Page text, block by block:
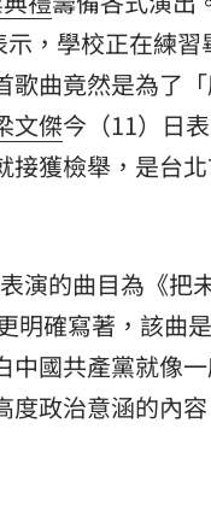
，學校正在練
歌曲竟然是為了
文傑今（11）日
獲檢舉，是台
演的曲目為《把
明確寫著，該曲
國共產黨就像
度政治意涵的內